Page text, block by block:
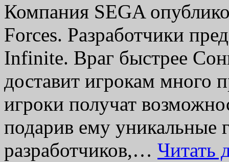
Компания SEGA
Forces. Разработчики
Infinite. Враг быстрее
доставит игрокам много
игроки получат
подарив ему уникальные
разработчиков,… Читать